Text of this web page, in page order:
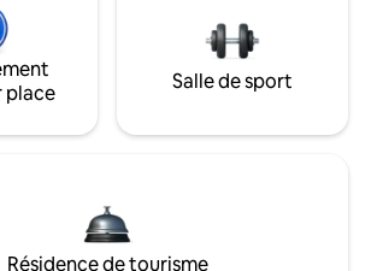
place
Salle de sport
Résidence de tourisme